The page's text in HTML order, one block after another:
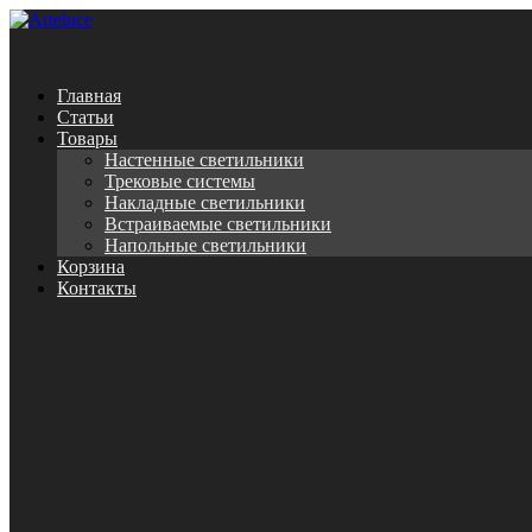
Главная
Статьи
Товары
Настенные светильники
Трековые системы
Накладные светильники
Встраиваемые светильники
Напольные светильники
Корзина
Контакты